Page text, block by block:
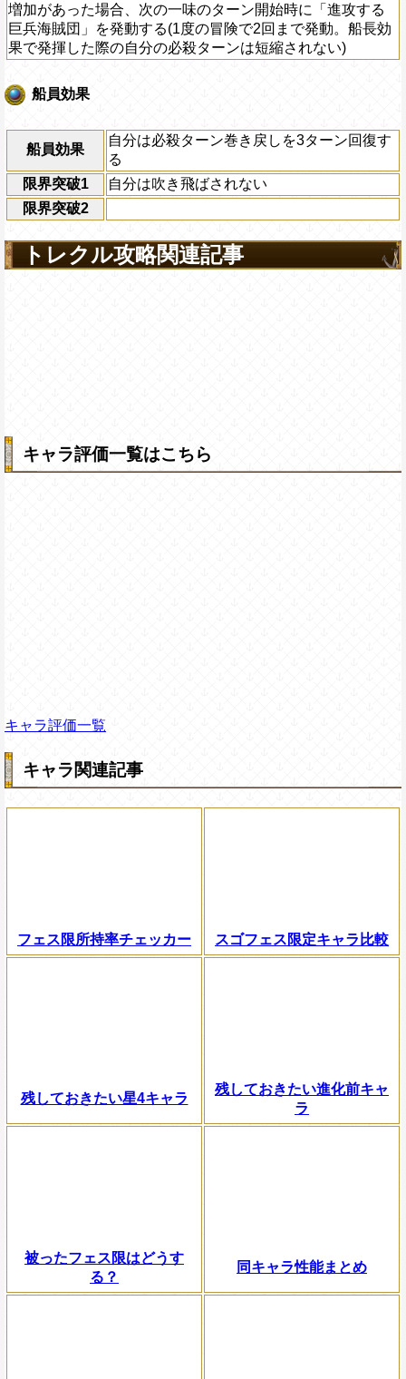
増加があった場合、次の一味のターン開始時に「進攻する
巨兵海賊団」を発動する(1度の冒険で2回まで発動。船長効
果で発揮した際の自分の必殺ターンは短縮されない)
船員効果
船員効果
自分は必殺ターン巻き戻しを3ターン回復す
る
限界突破1
自分は吹き飛ばされない
限界突破2
トレクル攻略関連記事
キャラ評価一覧はこちら
キャラ評価一覧
キャラ関連記事
フェス限所持率チェッカー スゴフェス限定キャラ比較
残しておきたい星4キャラ
残しておきたい進化前キャ
ラ
被ったフェス限はどうす
る？
同キャラ性能まとめ